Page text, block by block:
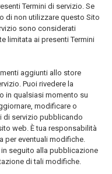
Termini di servizio. Se
di non utilizzare questo Sito
sono considerati
limitata ai presenti Termini
aggiunti allo store
Puoi rivedere la
in qualsiasi momento su
modificare o
di servizio pubblicando
web. È tua responsabilità
per eventuali modifiche.
seguito alla pubblicazione
di tali modifiche.